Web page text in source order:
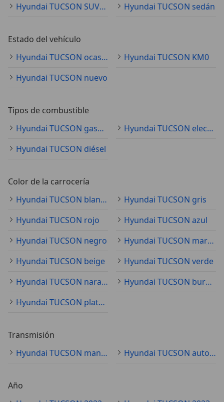
Hyundai TUCSON SUV/4x4/pickup
Hyundai TUCSON sedán
Estado del vehículo
Hyundai TUCSON ocasión
Hyundai TUCSON KM0
Hyundai TUCSON nuevo
Tipos de combustible
Hyundai TUCSON gasolina
Hyundai TUCSON electro/gasolina
Hyundai TUCSON diésel
Color de la carrocería
Hyundai TUCSON blanco
Hyundai TUCSON gris
Hyundai TUCSON rojo
Hyundai TUCSON azul
Hyundai TUCSON negro
Hyundai TUCSON marrón
Hyundai TUCSON beige
Hyundai TUCSON verde
Hyundai TUCSON naranja
Hyundai TUCSON burdeos
Hyundai TUCSON plateado
Transmisión
Hyundai TUCSON manual
Hyundai TUCSON automático
Año